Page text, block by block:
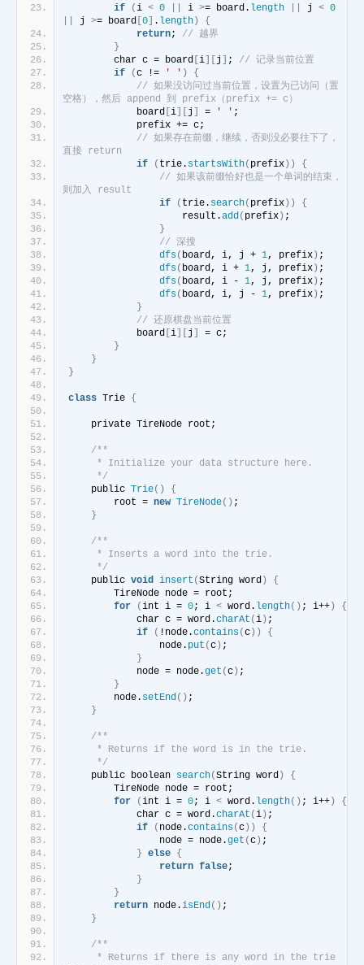
if
(i < 0 i >= board. length j < 0
j >= board 0 . length )
{
return; // 越界
}
        char c = board
i j ; // 记录当前位置
if
(c != ' ' )
{
// 如果没访问过当前位置，设置为已访问（置
空格），然后 append 到 prefix（prefix += c）
            board
i j = ' ' ;
            prefix += c;
// 如果存在前缀，继续，否则没必要往下了，
直接 return
if
( trie. startsWith( prefix ))
{
// 如果该前缀恰好也是一个单词的结束，
则加入 result
if
( trie. search( prefix ))
{
                    result.
add( prefix ) ;
}
// 深搜
dfs( board, i, j + 1, prefix ) ;
dfs( board, i + 1, j, prefix ) ;
dfs( board, i - 1, j, prefix ) ;
dfs( board, i, j - 1, prefix ) ;
}
// 还原棋盘当前位置
            board
i j
= c;
}
}
}
class Trie {
    private TireNode root;
/**
     * Initialize your data structure here.
     */
    public
Trie()
{
        root =
new TireNode() ;
}
/**
     * Inserts a word into the trie.
     */
    public
void insert (String word )
{
        TireNode node = root;
for
(int i = 0; i < word. length() ; i++ )
{
            char c = word.
charAt (i ) ;
if
( !node.contains(c ))
{
                node.
put (c ) ;
}
            node = node.
get (c ) ;
}
        node.
setEnd() ;
}
/**
     * Returns if the word is in the trie.
     */
    public boolean
search(String word )
{
        TireNode node = root;
for
(int i = 0; i < word. length() ; i++ )
{
            char c = word.
charAt (i ) ;
if
( node.contains(c ))
{
                node = node.
get (c ) ;
} else {
return false;
}
}
return node.isEnd() ;
}
/**
     * Returns if there is any word in the trie